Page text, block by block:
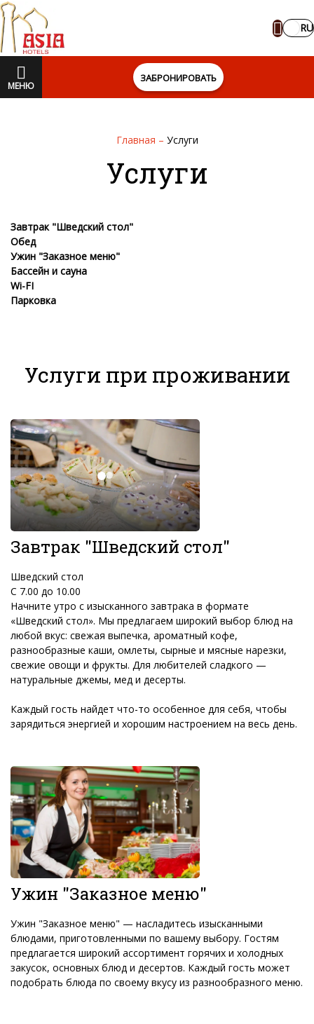
RU
МЕНЮ
ЗАБРОНИРОВАТЬ
Главная – Услуги
Услуги
Завтрак "Шведский стол"
Обед
Ужин "Заказное меню"
Бассейн и сауна
Wi-FI
Парковка
Услуги при проживании
Завтрак "Шведский стол"
Шведский стол
С 7.00 до 10.00
Начните утро с изысканного завтрака в формате
«Шведский стол». Мы предлагаем широкий выбор блюд на
любой вкус: свежая выпечка, ароматный кофе,
разнообразные каши, омлеты, сырные и мясные нарезки,
свежие овощи и фрукты. Для любителей сладкого —
натуральные джемы, мед и десерты.
Каждый гость найдет что-то особенное для себя, чтобы
зарядиться энергией и хорошим настроением на весь день.
Ужин "Заказное меню"
Ужин "Заказное меню" — насладитесь изысканными
блюдами, приготовленными по вашему выбору. Гостям
предлагается широкий ассортимент горячих и холодных
закусок, основных блюд и десертов. Каждый гость может
подобрать блюда по своему вкусу из разнообразного меню.